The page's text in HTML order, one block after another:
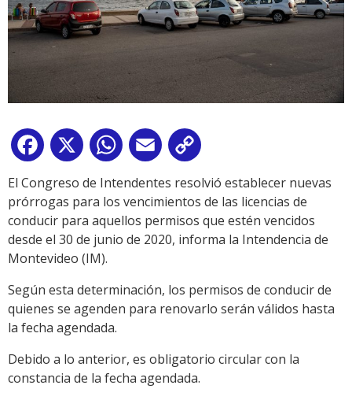
Facebook
X WhatsApp
Email
Link
El Congreso de Intendentes resolvió establecer nuevas
prórrogas para los vencimientos de las licencias de
conducir para aquellos permisos que estén vencidos
desde el 30 de junio de 2020, informa la Intendencia de
Montevideo (IM).
Según esta determinación, los permisos de conducir de
quienes se agenden para renovarlo serán válidos hasta
la fecha agendada.
Debido a lo anterior, es obligatorio circular con la
constancia de la fecha agendada.